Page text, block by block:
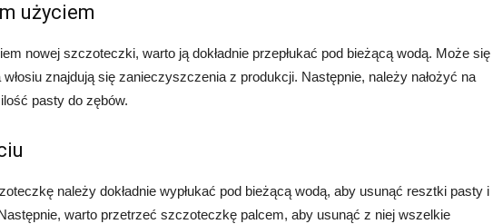
użyciem
nowej szczoteczki, warto ją dokładnie przepłukać pod bieżącą wodą. Może się
znajdują się zanieczyszczenia z produkcji. Następnie, należy nałożyć na
pasty do zębów.
należy dokładnie wypłukać pod bieżącą wodą, aby usunąć resztki pasty i
warto przetrzeć szczoteczkę palcem, aby usunąć z niej wszelkie